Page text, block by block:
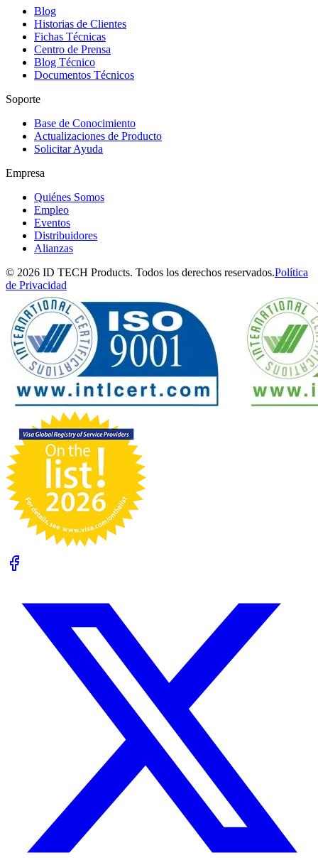
Blog
Historias de Clientes
Fichas Técnicas
Centro de Prensa
Blog Técnico
Documentos Técnicos
Soporte
Base de Conocimiento
Actualizaciones de Producto
Solicitar Ayuda
Empresa
Quiénes Somos
Empleo
Eventos
Distribuidores
Alianzas
© 2026 ID TECH Products. Todos los derechos reservados.Política
de Privacidad